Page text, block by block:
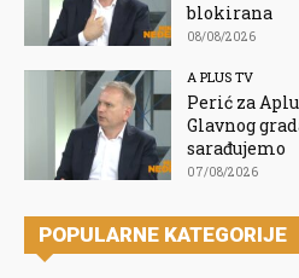
blokirana
08/08/2026
A PLUS TV
Perić za
Glavnog
sarađujemo
07/08/2026
POPULARNE KATEGORIJE